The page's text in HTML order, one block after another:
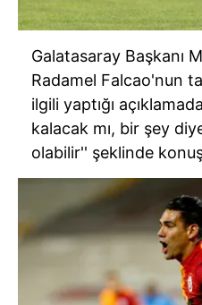
Galatasaray Başkanı
Radamel Falcao'nun
ilgili yaptığı
kalacak mı, bir şey
olabilir'' şeklinde